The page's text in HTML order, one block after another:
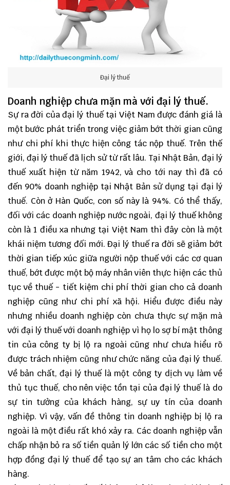
Đại lý thuế
Doanh nghiệp chưa mặn mà với đại lý thuế.
Sự ra đời của đại lý thuế tại Việt Nam được đánh giá là
một bước phát triển trong việc giảm bớt thời gian cũng
như chi phí khi thực hiện công tác nộp thuế. Trên thế
giới, đại lý thuế đã lịch sử từ rất lâu. Tại Nhật Bản, đại lý
thuế xuất hiện từ năm 1942, và cho tới nay thì đã có
đến 90% doanh nghiệp tại Nhật Bản sử dụng tại đại lý
thuế. Còn ở Hàn Quốc, con số này là 94%. Có thể thấy,
đối với các doanh nghiệp nước ngoài, đại lý thuế không
còn là 1 điều xa nhưng tại Việt Nam thì đây còn là một
khái niệm tương đối mới. Đại lý thuế ra đời sẽ giảm bớt
thời gian tiếp xúc giữa người nộp thuế với các cơ quan
thuế, bớt được một bộ máy nhân viên thực hiện các thủ
tục về thuế - tiết kiệm chi phí thời gian cho cả doanh
nghiệp cũng như chi phí xã hội. Hiểu được điều này
nhưng nhiều doanh nghiệp còn chưa thực sự mặn mà
với đại lý thuế với doanh nghiệp vì họ lo sợ bí mật thông
tin của công ty bị lộ ra ngoài cũng như chưa hiểu rõ
được trách nhiệm cũng như chức năng của đại lý thuế.
Về bản chất, đại lý thuế là một công ty dịch vụ làm về
thủ tục thuế, cho nên việc tồn tại của đại lý thuế là do
sự tin tưởng của khách hàng, sự uy tín của doanh
nghiệp. Vì vậy, vấn đề thông tin doanh nghiệp bị lộ ra
ngoài là một điều rất khó xảy ra. Các doanh nghiệp vẫn
chấp nhận bỏ ra số tiền quản lý lớn các số tiền cho một
hợp đồng đại lý thuế để tạo sự an tâm cho các khách
hàng.